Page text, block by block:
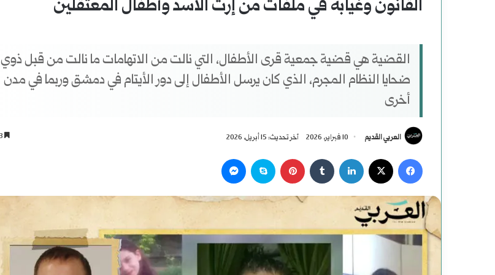
القانون وغيابه في ملفات من إرث الأسد وأطفال المعتقلين
القضية هي قضية جمعية قرى الأطفال، التي نالت من الاتهامات ما نالت من قبل ذوي
ضحايا النظام المجرم، الذي كان يرسل الأطفال إلى دور الأيتام في دمشق وربما في مدن
أخرى
العربي القديم 10 فبراير، 2026 آخر تحديث: 15 أبريل، 2026
فيسبوك لينكدإن بينتيريستسكايب